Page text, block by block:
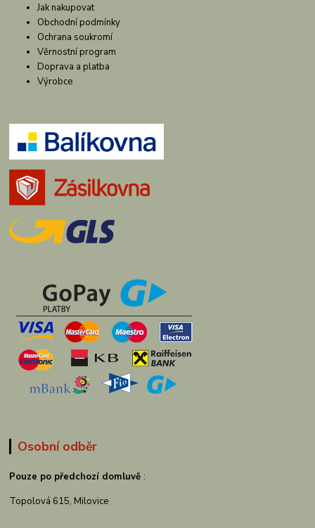
Jak nakupovat
Obchodní podmínky
Ochrana soukromí
Věrnostní program
Doprava a platba
Výrobce
Osobní odběr
Pouze po předchozí domluvě :
Topolová 615, Milovice